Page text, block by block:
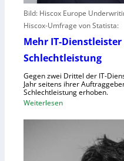
Bild: Hiscox Europe
Hiscox-Umfrage von Statista:
Mehr IT-
Schlechtleistung
Gegen zwei Drittel der IT-
Jahr seitens ihrer
Schlechtleistung erhoben.
Weiterlesen: